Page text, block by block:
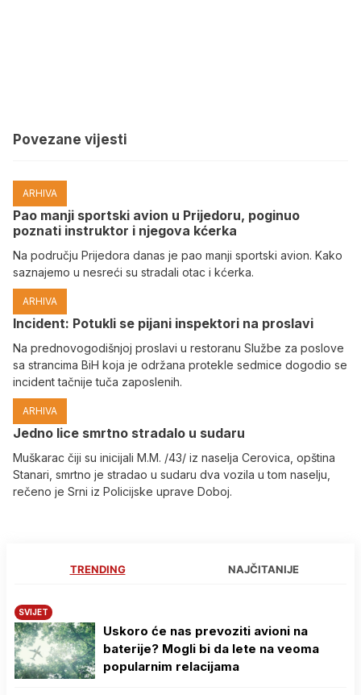
Povezane vijesti
ARHIVA
Pao manji sportski avion u Prijedoru, poginuo
poznati instruktor i njegova kćerka
Na području Prijedora danas je pao manji sportski avion. Kako
saznajemo u nesreći su stradali otac i kćerka.
ARHIVA
Incident: Potukli se pijani inspektori na proslavi
Na prednovogodišnjoj proslavi u restoranu Službe za poslove
sa strancima BiH koja je održana protekle sedmice dogodio se
incident tačnije tuča zaposlenih.
ARHIVA
Јedno lice smrtno stradalo u sudaru
Muškarac čiji su inicijali M.M. /43/ iz naselja Cerovica, opština
Stanari, smrtno je stradao u sudaru dva vozila u tom naselju,
rečeno je Srni iz Policijske uprave Doboj.
TRENDING NAJČITANIJE
SVIJET
Uskoro će nas prevoziti avioni na
baterije? Mogli bi da lete na veoma
popularnim relacijama